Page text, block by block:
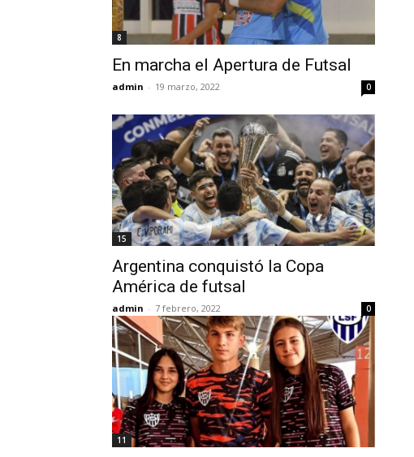
8
En marcha el Apertura de Futsal
admin - 19 marzo, 2022 0
15
Argentina conquistó la Copa
América de futsal
admin - 7 febrero, 2022 0
11